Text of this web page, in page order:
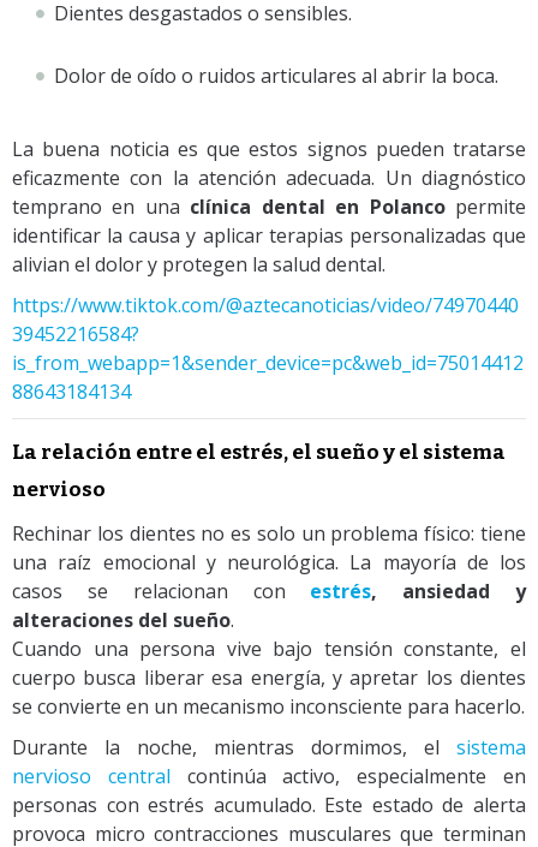
Dientes desgastados o sensibles.
Dolor de oído o ruidos articulares al abrir la boca.
La buena noticia es que estos signos pueden tratarse
eficazmente con la atención adecuada. Un diagnóstico
temprano en una clínica dental en Polancopermite
identificar la causa y aplicar terapias personalizadas que
alivian el dolor y protegen la salud dental.
https://www.tiktok.com/@aztecanoticias/video/74970440
39452216584?
is_from_webapp=1&sender_device=pc&web_id=75014412
88643184134
La relación entre el estrés, el sueño y el sistema
nervioso
Rechinar los dientes no es solo un problema físico: tiene
una raíz emocional y neurológica. La mayoría de los
casos se relacionan con estrés, ansiedad y
alteraciones del sueño.
Cuando una persona vive bajo tensión constante, el
cuerpo busca liberar esa energía, y apretar los dientes
se convierte en un mecanismo inconsciente para hacerlo.
Durante la noche, mientras dormimos, el sistema
nervioso central continúa activo, especialmente en
personas con estrés acumulado. Este estado de alerta
provoca micro contracciones musculares que terminan